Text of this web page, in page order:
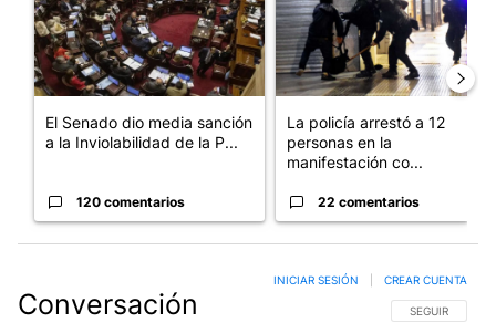
El Senado dio media sanción
a la Inviolabilidad de la P...
120 comentarios
La policía arrestó a 12
personas en la
manifestación co...
22 comentarios
Conversación SIGA ESTA
SEGUIR
INICIAR SESIÓN CREAR CUENTA